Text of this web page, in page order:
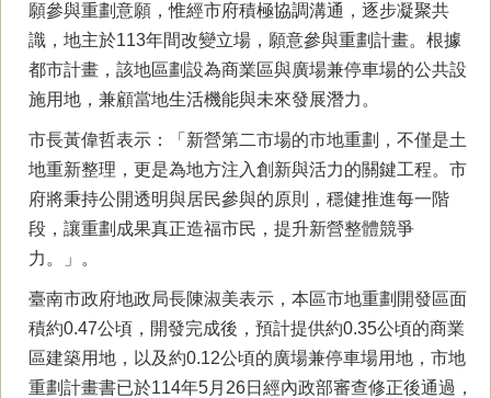
願參與重劃意願，惟經市府積極協調溝通，逐步凝聚共
識，地主於113年間改變立場，願意參與重劃計畫。根據
都市計畫，該地區劃設為商業區與廣場兼停車場的公共設
施用地，兼顧當地生活機能與未來發展潛力。
市長黃偉哲表示：「新營第二市場的市地重劃，不僅是土
地重新整理，更是為地方注入創新與活力的關鍵工程。市
府將秉持公開透明與居民參與的原則，穩健推進每一階
段，讓重劃成果真正造福市民，提升新營整體競爭
力。」。
臺南市政府地政局長陳淑美表示，本區市地重劃開發區面
積約0.47公頃，開發完成後，預計提供約0.35公頃的商業
區建築用地，以及約0.12公頃的廣場兼停車場用地，市地
重劃計畫書已於114年5月26日經內政部審查修正後通過，